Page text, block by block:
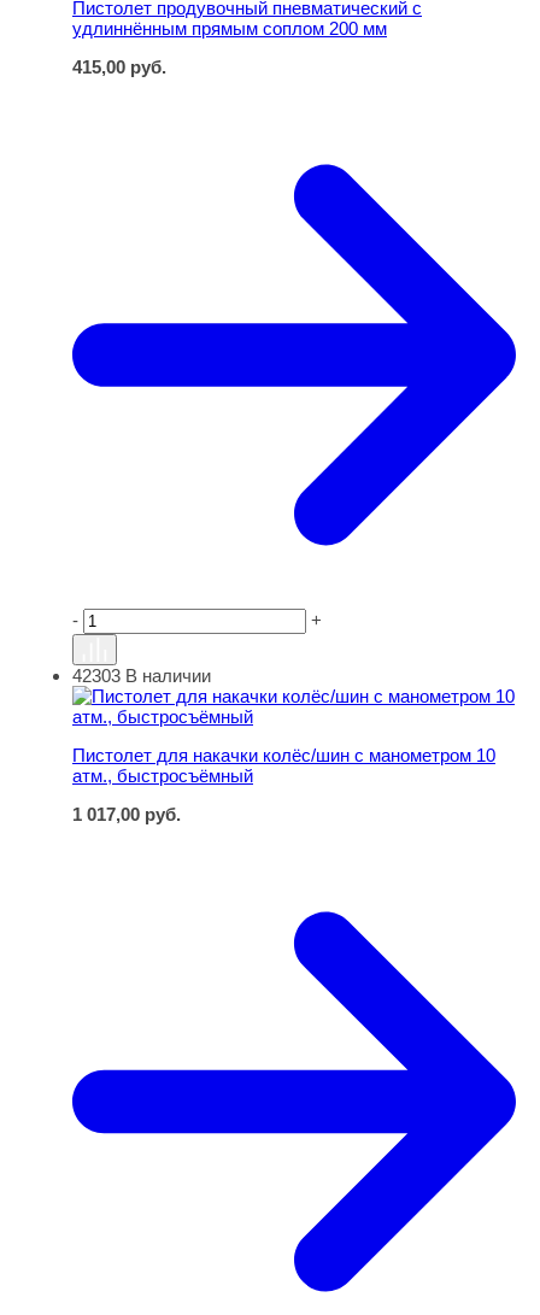
Пистолет продувочный пневматический с
удлиннённым прямым соплом 200 мм
415,00 руб.
- +
Пистолет для накачки колёс/шин с манометром 10
42303 В наличии
Пистолет для накачки колёс/шин с манометром 10
атм., быстросъёмный
1 017,00 руб.